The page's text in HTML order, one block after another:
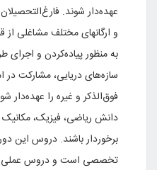
عهده‌دار شوند.
و ارگانهای مختلف مشاغلی
به منظور پیاده‌کردن و اجرای
سازه‌های دریایی، مشارکت در
فوق‌الذکر و غیره را عهده‌دار
دانش ریاضی، فیزیک،‌
برخوردار باشند. دروس این
تخصصی است و دروس عملی و